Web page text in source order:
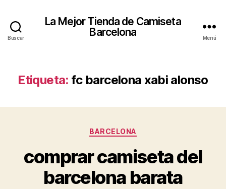
Buscar
La Mejor Tienda de Camiseta
Barcelona
Menú
Etiqueta: fc barcelona xabi alonso
Categorías
BARCELONA
comprar camiseta del
barcelona barata